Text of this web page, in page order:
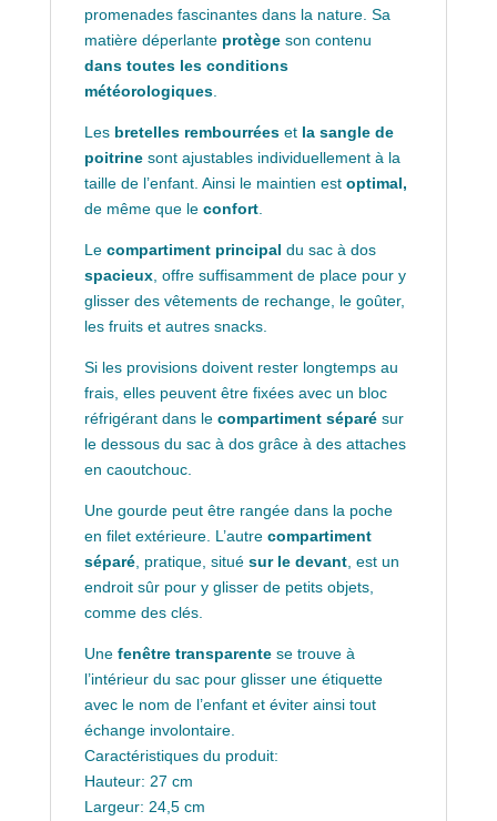
promenades fascinantes dans la nature. Sa
matière déperlante protège son contenu
dans toutes les conditions
météorologiques.
Les bretelles rembourrées et la sangle de
poitrine sont ajustables individuellement à la
taille de l’enfant. Ainsi le maintien est optimal,
de même que le confort.
Le compartiment principal du sac à dos
spacieux, offre suffisamment de place pour y
glisser des vêtements de rechange, le goûter,
les fruits et autres snacks.
Si les provisions doivent rester longtemps au
frais, elles peuvent être fixées avec un bloc
réfrigérant dans le compartiment séparé sur
le dessous du sac à dos grâce à des attaches
en caoutchouc.
Une gourde peut être rangée dans la poche
en filet extérieure. L’autre compartiment
séparé, pratique, situé sur le devant, est un
endroit sûr pour y glisser de petits objets,
comme des clés.
Une fenêtre transparente se trouve à
l’intérieur du sac pour glisser une étiquette
avec le nom de l’enfant et éviter ainsi tout
échange involontaire.
Caractéristiques du produit:
Hauteur: 27 cm
Largeur: 24,5 cm